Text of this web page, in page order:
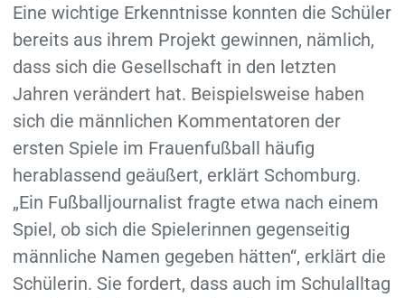
Eine wichtige Erkenntnisse konnten die Schüler
bereits aus ihrem Projekt gewinnen, nämlich,
dass sich die Gesellschaft in den letzten
Jahren verändert hat. Beispielsweise haben
sich die männlichen Kommentatoren der
ersten Spiele im Frauenfußball häufig
herablassend geäußert, erklärt Schomburg.
„Ein Fußballjournalist fragte etwa nach einem
Spiel, ob sich die Spielerinnen gegenseitig
männliche Namen gegeben hätten“, erklärt die
Schülerin. Sie fordert, dass auch im Schulalltag